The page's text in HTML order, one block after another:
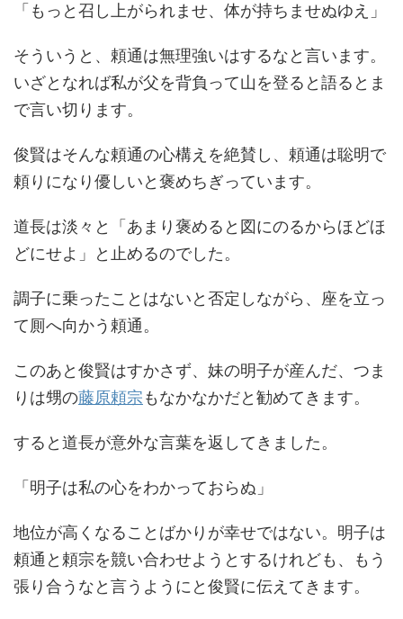
「もっと召し上がられませ、体が持ちませぬゆえ」
そういうと、頼通は無理強いはするなと言います。
いざとなれば私が父を背負って山を登ると語るとま
で言い切ります。
俊賢はそんな頼通の心構えを絶賛し、頼通は聡明で
頼りになり優しいと褒めちぎっています。
道長は淡々と「あまり褒めると図にのるからほどほ
どにせよ」と止めるのでした。
調子に乗ったことはないと否定しながら、座を立っ
て厠へ向かう頼通。
このあと俊賢はすかさず、妹の明子が産んだ、つま
りは甥の藤原頼宗もなかなかだと勧めてきます。
すると道長が意外な言葉を返してきました。
「明子は私の心をわかっておらぬ」
地位が高くなることばかりが幸せではない。明子は
頼通と頼宗を競い合わせようとするけれども、もう
張り合うなと言うようにと俊賢に伝えてきます。